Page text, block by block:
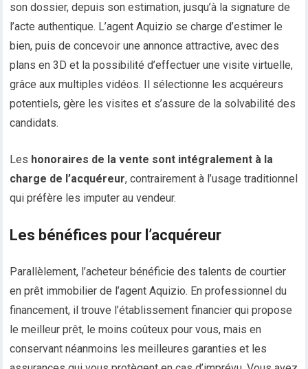
son dossier, depuis son estimation, jusqu’à la signature de
l’acte authentique. L’agent Aquizio se charge d’estimer le
bien, puis de concevoir une annonce attractive, avec des
plans en 3D et la possibilité d’effectuer une visite virtuelle,
grâce aux multiples vidéos. Il sélectionne les acquéreurs
potentiels, gère les visites et s’assure de la solvabilité des
candidats.
Les honoraires de la vente sont intégralement à la
charge de l’acquéreur, contrairement à l’usage traditionnel
qui préfère les imputer au vendeur.
Les bénéfices pour l’acquéreur
Parallèlement, l’acheteur bénéficie des talents de courtier
en prêt immobilier de l’agent Aquizio. En professionnel du
financement, il trouve l’établissement financier qui propose
le meilleur prêt, le moins coûteux pour vous, mais en
conservant néanmoins les meilleures garanties et les